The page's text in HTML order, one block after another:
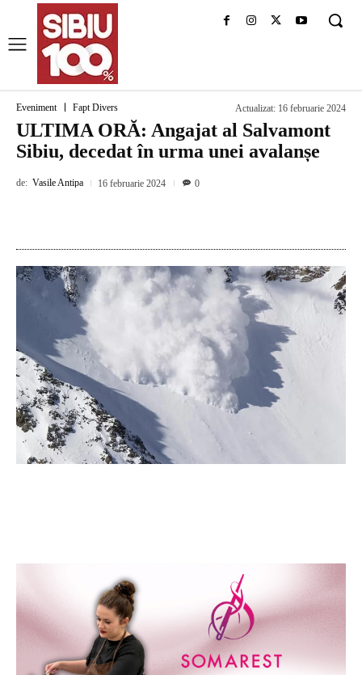
Eveniment Fapt Divers Actualizat: 16 februarie 2024
ULTIMA ORĂ: Angajat al Salvamont
Sibiu, decedat în urma unei avalanșe
de: Vasile Antipa 16 februarie 2024 0